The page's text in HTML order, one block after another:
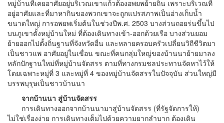
หมู่บ้านที่เคยอาศัยอยู่บริเวณเขาแก้วต้องอพยพย้ายถิ่น เพราะบริเวณที่
อยู่อาศัยและที่มาหากินของพวกเขาจะถูกแปรสภาพเป็นอ่างเก็บน้ำ
ขนาดใหญ่ การอพยพเริ่มต้นในช่วงปีพ.ศ. 2503 บางส่วนถอยร่นขึ้นไป
บนภูเขาตั้งหมู่บ้านใหม่ ที่ต้องเดินทางเข้า-ออกด้วยเรือ บางส่วนยอม
ย้ายออกไปตั้งถิ่นฐานที่จังหวัดอื่น และหลายครอบครัวเปลี่ยนวิถีชีวิตมา
เป็นชาวแพ อาศัยอยู่ในเขื่อน ขณะที่คนกลุ่มใหญ่ของบ้านนาย้ายมาลง
หลักปักฐานใหม่ที่หมู่บ้านจัดสรร ตามที่ทางกรมชลประทานจัดหาไว้ให้
โดยเฉพาะหมู่ที่ 3 และหมู่ที่ 4 ของหมู่บ้านจัดสรรในปัจจุบัน ส่วนใหญ่มี
บรรพบุรุษเป็นชาวบ้านนา
จากบ้านนา สู่บ้านจัดสรร
การเดินทางออกจากบ้านนามาสู่บ้านจัดสรร (ที่รัฐจัดการให้)
ไม่ใช่เรื่องง่าย การเดินทางเต็มไปด้วยความยากลำบาก ต้องเดิน